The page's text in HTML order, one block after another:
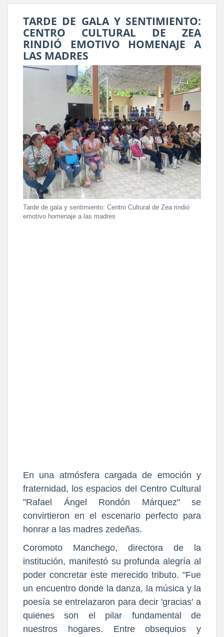
TARDE DE GALA Y SENTIMIENTO:
CENTRO CULTURAL DE ZEA
RINDIÓ EMOTIVO HOMENAJE A
LAS MADRES
Tarde de gala y sentimiento: Centro Cultural de Zea rindió
emotivo homenaje a las madres
En una atmósfera cargada de emoción y
fraternidad, los espacios del Centro Cultural
"Rafael Ángel Rondón Márquez" se
convirtieron en el escenario perfecto para
honrar a las madres zedeñas.
Coromoto Manchego, directora de la
institución, manifestó su profunda alegría al
poder concretar este merecido tributo. "Fue
un encuentro donde la danza, la música y la
poesía se entrelazaron para decir 'gracias' a
quienes son el pilar fundamental de
nuestros hogares. Entre obsequios y